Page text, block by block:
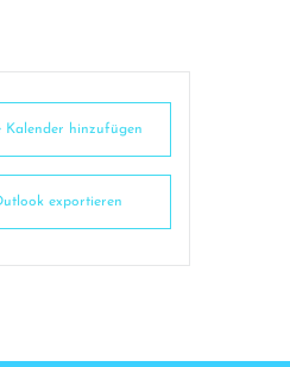
Kalender hinzufügen
exportieren